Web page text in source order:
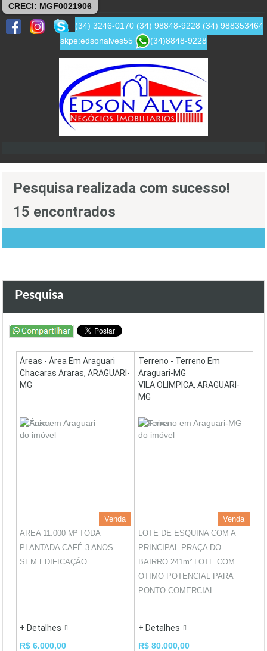
CRECI: MGF0021906
(34) 3246-0170 (34) 98848-9228 (34) 988353464
skpe:edsonalves55
(34)8848-9228
Pesquisa realizada com sucesso!
15 encontrados
Pesquisa
Áreas - Área Em Araguari
Chacaras Araras, ARAGUARI-
MG
Venda
AREA 11.000 M² TODA
PLANTADA CAFÉ 3 ANOS
SEM EDIFICAÇÃO
+ Detalhes
R$ 6.000,00
Terreno - Terreno Em
Araguari-MG
VILA OLIMPICA, ARAGUARI-
MG
Venda
LOTE DE ESQUINA COM A
PRINCIPAL PRAÇA DO
BAIRRO 241m² LOTE COM
OTIMO POTENCIAL PARA
PONTO COMERCIAL.
+ Detalhes
R$ 80.000,00